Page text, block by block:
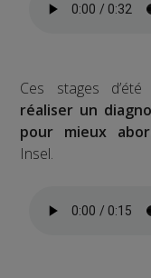
Ces stages
réaliser un
pour mieux
Insel.